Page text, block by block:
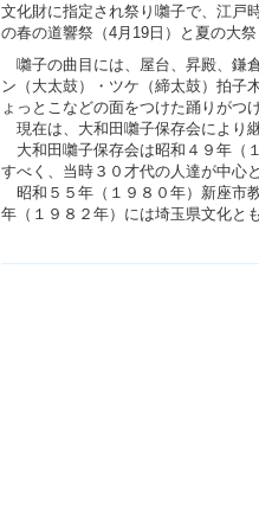
文化財に指定され祭り囃子で、江戸
の春の道響祭（4月19日）と夏の大
囃子の曲目には、屋台、昇殿、鎌
ン（大太鼓）・ツケ（締太鼓）拍子
ょっとこなどの面をつけた踊りがつ
現在は、大和田囃子保存会により
大和田囃子保存会は昭和４９年（
すべく、当時３０才代の人達が中心
昭和５５年（１９８０年）新座市
年（１９８２年）には埼玉県文化と